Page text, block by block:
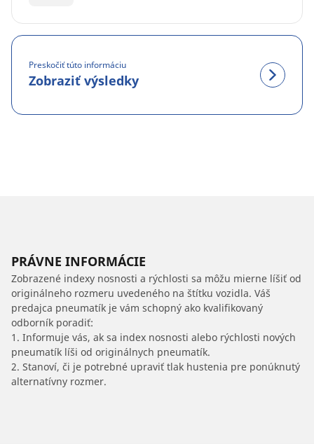
Preskočiť túto informáciu
Zobraziť výsledky
PRÁVNE INFORMÁCIE
Zobrazené indexy nosnosti a rýchlosti sa môžu mierne líšiť od
originálneho rozmeru uvedeného na štítku vozidla. Váš
predajca pneumatík je vám schopný ako kvalifikovaný
odborník poradiť:
1. Informuje vás, ak sa index nosnosti alebo rýchlosti nových
pneumatík líši od originálnych pneumatík.
2. Stanoví, či je potrebné upraviť tlak hustenia pre ponúknutý
alternatívny rozmer.